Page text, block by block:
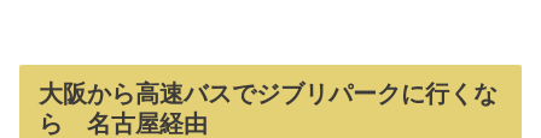
大阪から高速バスでジブリパークに行くな
ら 名古屋経由